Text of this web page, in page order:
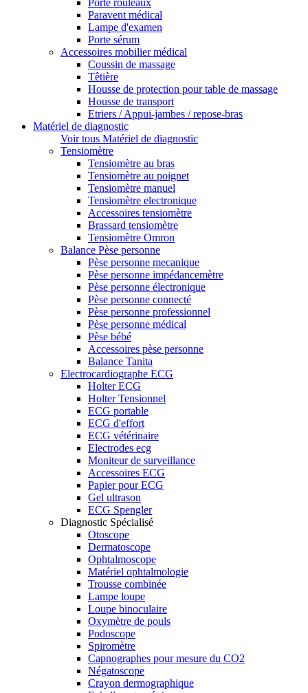
Porte rouleaux
Paravent médical
Lampe d'examen
Porte sérum
Accessoires mobilier médical
Coussin de massage
Têtière
Housse de protection pour table de massage
Housse de transport
Etriers / Appui-jambes / repose-bras
Matériel de diagnostic
Voir tous Matériel de diagnostic
Tensiomètre
Tensiomètre au bras
Tensiomètre au poignet
Tensiomètre manuel
Tensiomètre electronique
Accessoires tensiomètre
Brassard tensiomètre
Tensiomètre Omron
Balance Pèse personne
Pèse personne mecanique
Pèse personne impédancemètre
Pèse personne électronique
Pèse personne connecté
Pèse personne professionnel
Pèse personne médical
Pèse bébé
Accessoires pèse personne
Balance Tanita
Electrocardiographe ECG
Holter ECG
Holter Tensionnel
ECG portable
ECG d'effort
ECG vétérinaire
Electrodes ecg
Moniteur de surveillance
Accessoires ECG
Papier pour ECG
Gel ultrason
ECG Spengler
Diagnostic Spécialisé
Otoscope
Dermatoscope
Ophtalmoscope
Matériel ophtalmologie
Trousse combinée
Lampe loupe
Loupe binoculaire
Oxymètre de pouls
Podoscope
Spiromètre
Capnographes pour mesure du CO2
Négatoscope
Crayon dermographique